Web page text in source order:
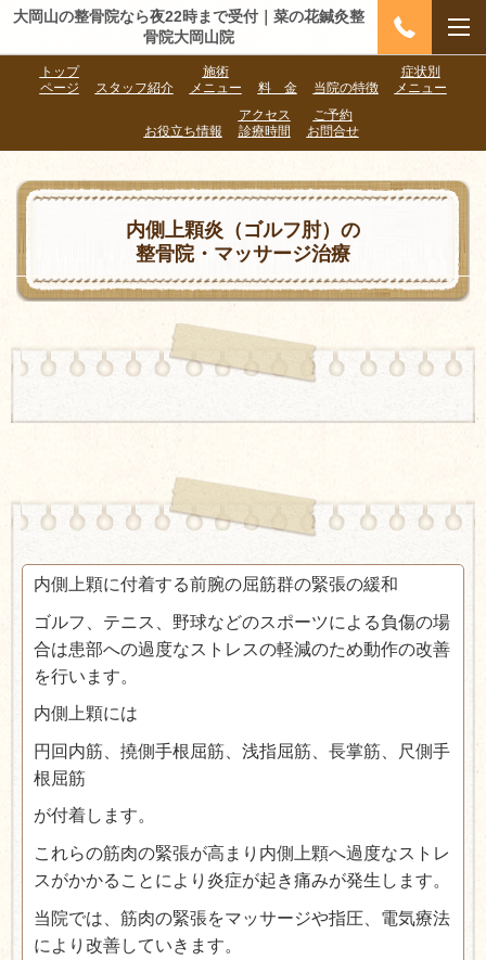
大岡山の整骨院なら夜22時まで受付｜菜の花鍼灸整
骨院大岡山院
トップ
ページ
スタッフ紹介
施術
メニュー
料 金 当院の特徴
症状別
メニュー
お役立ち情報
アクセス
診療時間
ご予約
お問合せ
内側上顆炎（ゴルフ肘）の
整骨院・マッサージ治療
内側上顆に付着する前腕の屈筋群の緊張の緩和
ゴルフ、テニス、野球などのスポーツによる負傷の場
合は患部への過度なストレスの軽減のため動作の改善
を行います。
内側上顆には
円回内筋、撓側手根屈筋、浅指屈筋、長掌筋、尺側手
根屈筋
が付着します。
これらの筋肉の緊張が高まり内側上顆へ過度なストレ
スがかかることにより炎症が起き痛みが発生します。
当院では、筋肉の緊張をマッサージや指圧、電気療法
により改善していきます。